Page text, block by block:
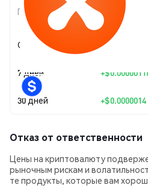
Период
Изменение
суммы
Сегодня +$0.00000017
7 дней +
30 дней +$0.0000014
Отказ от ответственности
Цены на криптовалюту
рыночным рискам и
те продукты, которые вам